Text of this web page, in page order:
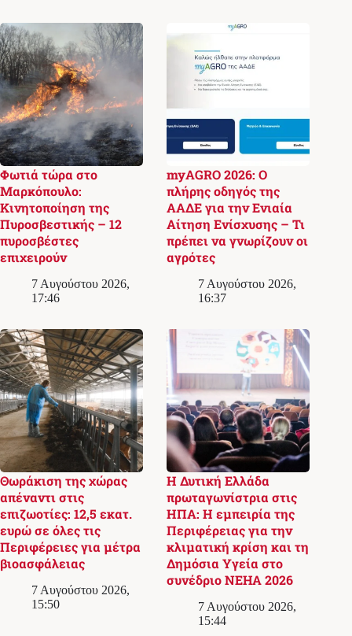
Φωτιά τώρα στο
Μαρκόπουλο:
Κινητοποίηση της
Πυροσβεστικής – 12
πυροσβέστες
επιχειρούν
7 Αυγούστου 2026,
17:46
myAGRO 2026: Ο
πλήρης οδηγός της
ΑΑΔΕ για την Ενιαία
Αίτηση Ενίσχυσης – Τι
πρέπει να γνωρίζουν οι
αγρότες
7 Αυγούστου 2026,
16:37
Θωράκιση της χώρας
απέναντι στις
επιζωοτίες: 12,5 εκατ.
ευρώ σε όλες τις
Περιφέρειες για μέτρα
βιοασφάλειας
7 Αυγούστου 2026,
15:50
Η Δυτική Ελλάδα
πρωταγωνίστρια στις
ΗΠΑ: Η εμπειρία της
Περιφέρειας για την
κλιματική κρίση και τη
Δημόσια Υγεία στο
συνέδριο NEHA 2026
7 Αυγούστου 2026,
15:44